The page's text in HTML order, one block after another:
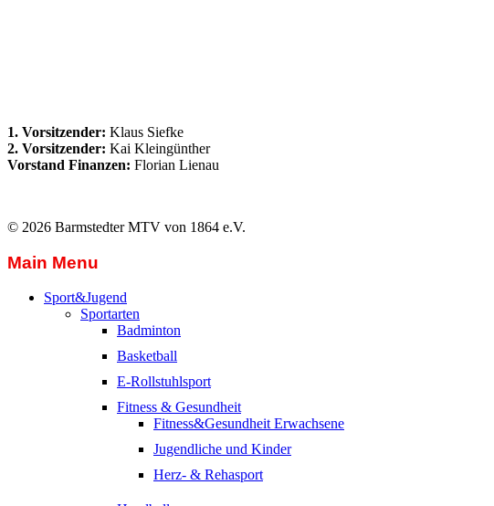
1. Vorsitzender: Klaus Siefke
2. Vorsitzender: Kai Kleingünther
Vorstand Finanzen: Florian Lienau
© 2026 Barmstedter MTV von 1864 e.V.
Main Menu
Sport&Jugend
Sportarten
Badminton
Basketball
E-Rollstuhlsport
Fitness & Gesundheit
Fitness&Gesundheit Erwachsene
Jugendliche und Kinder
Herz- & Rehasport